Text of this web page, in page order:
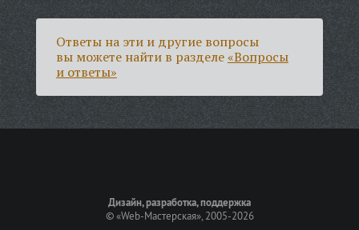
Ответы на эти и другие вопросы
вы можете найти в разделе«Вопросы
и ответы»
Дизайн, разработка, поддержка
©«Web-Мастерская», 2005-2026